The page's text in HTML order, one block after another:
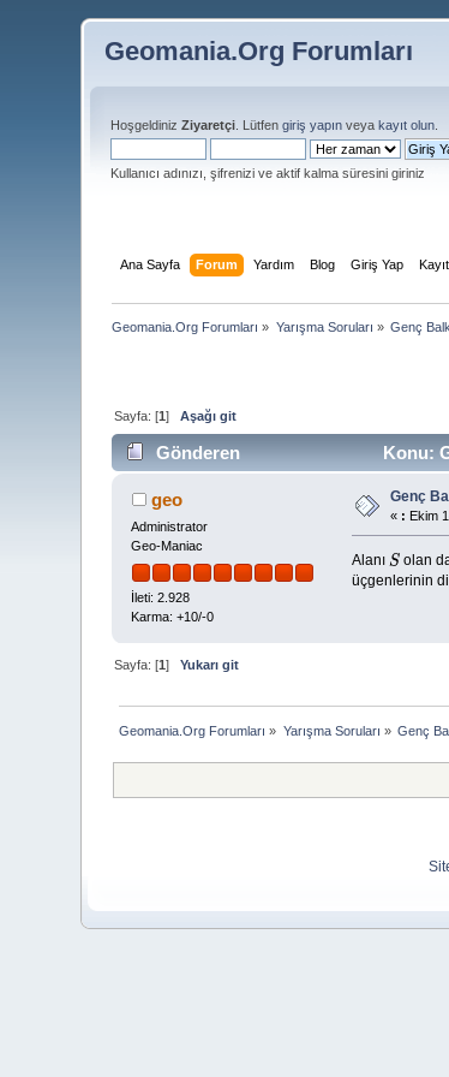
Geomania.Org Forumları
HoşgeldinizZiyaretçi . Lütfengiriş yapın veyakayıt olun
Kullanıcı adınızı, şifrenizi ve aktif kalma süresini giriniz
Ana Sayfa Forum Yardım Blog Giriş Yap
Geomania.Org Forumları » Yarışma Soruları » Genç
Sayfa: [1]Aşağı git
Gönderen Konu:
geo
Administrator
Geo-Maniac
İleti: 2.928
Karma: +10/-0
Genç
« : Ekim
Alanı S olan
üçgenlerinin
Sayfa: [1]Yukarı git
Geomania.Org Forumları » Yarışma Soruları » Genç